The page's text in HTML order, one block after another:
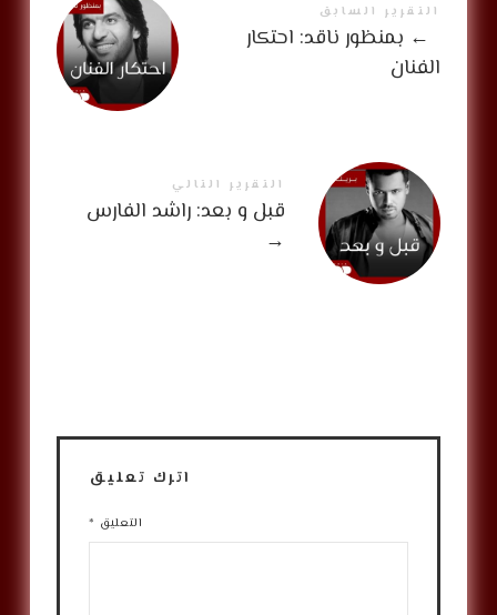
التقرير السابق
← بمنظور ناقد: احتكار
الفنان
التقرير التالي
قبل و بعد: راشد الفارس
→
اترك تعليق
التعليق *